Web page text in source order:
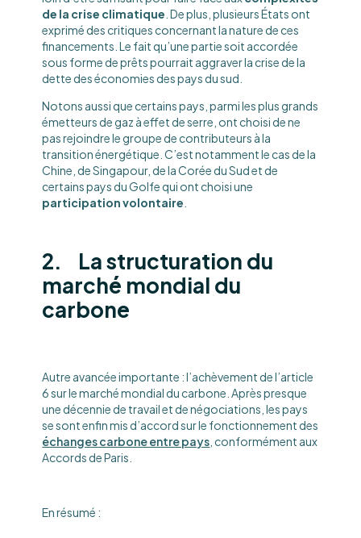
de la crise climatique . De plus, plusieurs États ont
exprimé des critiques concernant la nature de ces
financements. Le fait qu’une partie soit accordée
sous forme de prêts pourrait aggraver la crise de la
dette des économies des pays du sud.
Notons aussi que certains pays, parmi les plus grands
émetteurs de gaz à effet de serre, ont choisi de ne
pas rejoindre le groupe de contributeurs à la
transition énergétique. C’est notamment le cas de la
Chine, de Singapour, de la Corée du Sud et de
certains pays du Golfe qui ont choisi une
participationvolontaire
2. La structuration du
marché mondial du
carbone
Autre avancée importante : l’achèvement de l’article
6 sur le marché mondial du carbone. Après presque
une décennie de travail et de négociations, les pays
se sont enfin mis d’accord sur le fonctionnement des
échanges carbone entre pays , conformément aux
Accords de Paris.
En résumé :